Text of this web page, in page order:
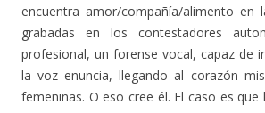
encuentra amor/compañía/alimento en
grabadas en los contestadores
profesional, un forense vocal, capaz de
la voz enuncia, llegando al corazón
femeninas. O eso cree él. El caso es